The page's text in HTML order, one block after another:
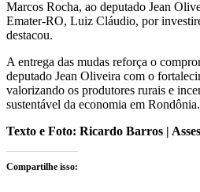
Marcos Rocha, ao deputado Jean
Emater-RO, Luiz Cláudio, por
destacou.
A entrega das mudas reforça o
deputado Jean Oliveira com o
valorizando os produtores rurais e
sustentável da economia em Rondônia.
Texto e Foto: Ricardo Barros |
Compartilhe isso: